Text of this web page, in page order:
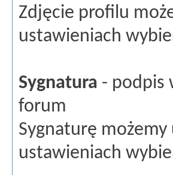
Zdjęcie profilu
ustawieniach
Sygnatura - podpis
forum
Sygnaturę
ustawieniach